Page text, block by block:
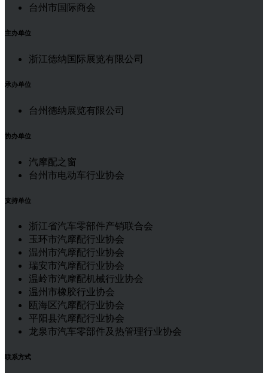
台州市国际商会
主办单位
浙江德纳国际展览有限公司
承办单位
台州德纳展览有限公司
协办单位
汽摩配之窗
台州市电动车行业协会
支持单位
浙江省汽车零部件产销联合会
玉环市汽摩配行业协会
温州市汽摩配行业协会
瑞安市汽摩配行业协会
温岭市汽摩配机械行业协会
温州市橡胶行业协会
瓯海区汽摩配行业协会
平阳县汽摩配行业协会
龙泉市汽车零部件及热管理行业协会
联系方式